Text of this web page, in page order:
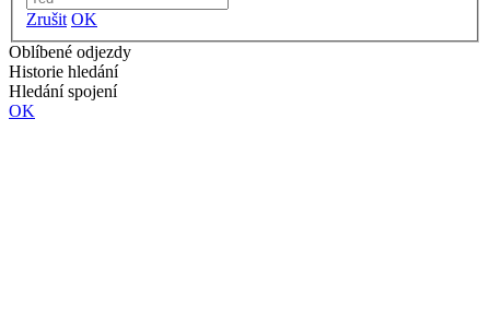
Zrušit OK
Oblíbené odjezdy
Historie hledání
Hledání spojení
OK